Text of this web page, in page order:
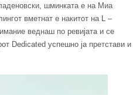
шминката е на Миа
вметнат е накитот на L –
веднаш по ревијата и се
Dedicated успешно ја претстави и